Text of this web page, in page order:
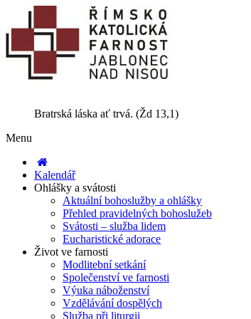
Bratrská láska ať trvá. (Žd 13,1)
Menu
Kalendář
Ohlášky a svátosti
Aktuální bohoslužby a ohlášky
Přehled pravidelných bohoslužeb
Svátosti – služba lidem
Eucharistické adorace
Život ve farnosti
Modlitební setkání
Společenství ve farnosti
Výuka náboženství
Vzdělávání dospělých
Služba při liturgii